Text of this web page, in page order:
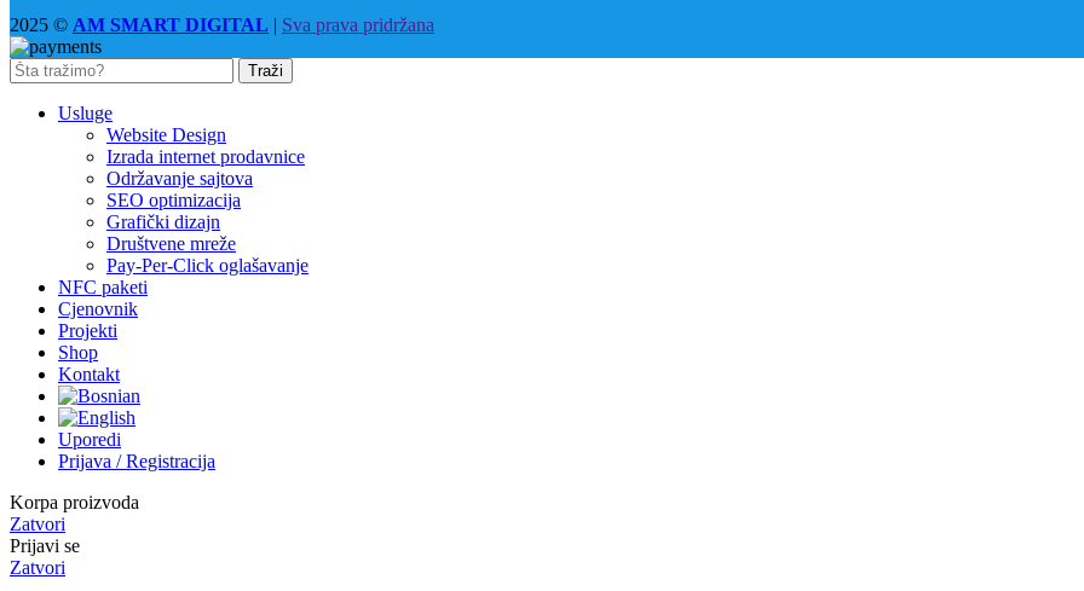
2025 © AM SMART DIGITAL | Sva prava pridržana
Traži
Usluge
Website Design
Izrada internet prodavnice
Održavanje sajtova
SEO optimizacija
Grafički dizajn
Društvene mreže
Pay-Per-Click oglašavanje
NFC paketi
Cjenovnik
Projekti
Shop
Kontakt
Uporedi
Prijava / Registracija
Korpa proizvoda
Zatvori
Prijavi se
Zatvori